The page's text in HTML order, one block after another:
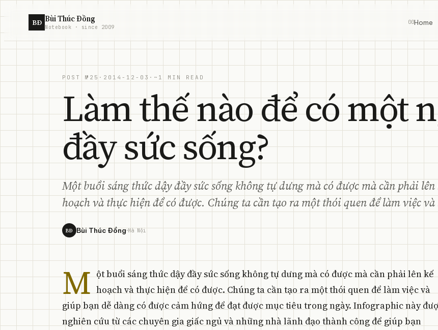
BĐ Bùi Thúc Đồng
Notebook · since 2009
00Home
POST №25 · 2014-12-03 · ~1 MIN READ
Làm thế nào để có một
đầy sức sống?
Một buổi sáng thức dậy đầy sức sống không tự dưng mà có được mà cần phải lên
hoạch và thực hiện để có được. Chúng ta cần tạo ra một thói quen để làm việc và
BĐ Bùi Thúc Đồng·Hà Nội
M ột buổi sáng thức dậy đầy sức sống không tự dưng mà có được mà cần phải lên kế
hoạch và thực hiện để có được. Chúng ta cần tạo ra một thói quen để làm việc và
giúp bạn dễ dàng có được cảm hứng để đạt được mục tiêu trong ngày. Infographic này
nghiên cứu từ các chuyên gia giấc ngủ và những nhà lãnh đạo thành công để giúp bạn